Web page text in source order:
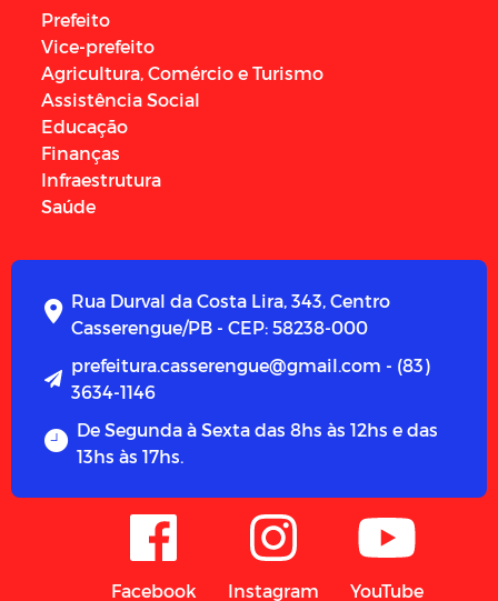
Prefeito
Vice-prefeito
Agricultura, Comércio e Turismo
Assistência Social
Educação
Finanças
Infraestrutura
Saúde
Rua Durval da Costa Lira, 343, Centro
Casserengue/PB - CEP: 58238-000
prefeitura.casserengue@gmail.com - (83)
3634-1146
De Segunda à Sexta das 8hs às 12hs e das
13hs às 17hs.
Facebook Instagram YouTube